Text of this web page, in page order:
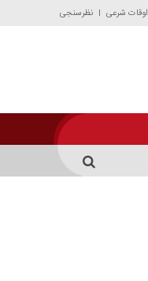
اوقات شرعی نظرسنجی